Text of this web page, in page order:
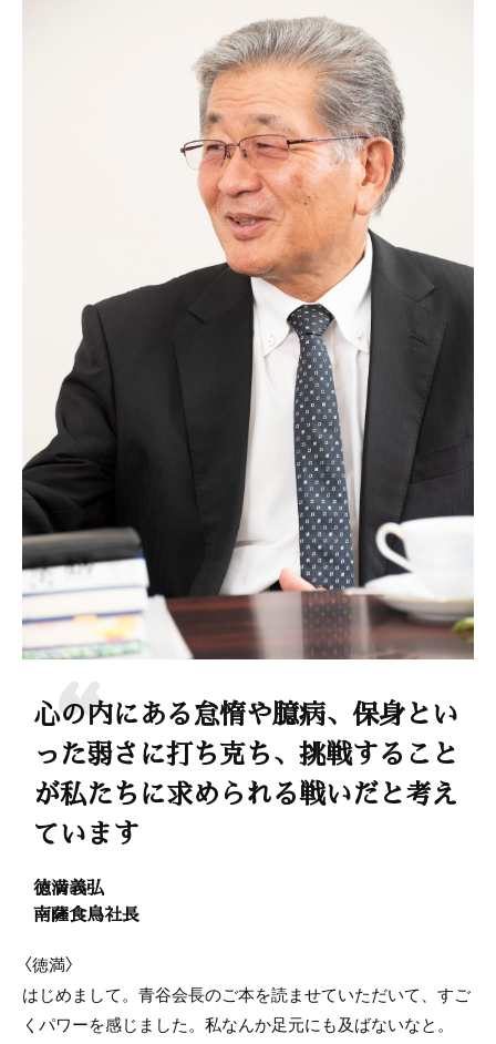
心の内にある怠惰や臆病、保身とい
った弱さに打ち克ち、挑戦すること
が私たちに求められる戦いだと考え
ています
徳満義弘
南薩食鳥社長
〈徳満〉
はじめまして。青谷会長のご本を読ませていただいて、すご
くパワーを感じました。私なんか足元にも及ばないなと。